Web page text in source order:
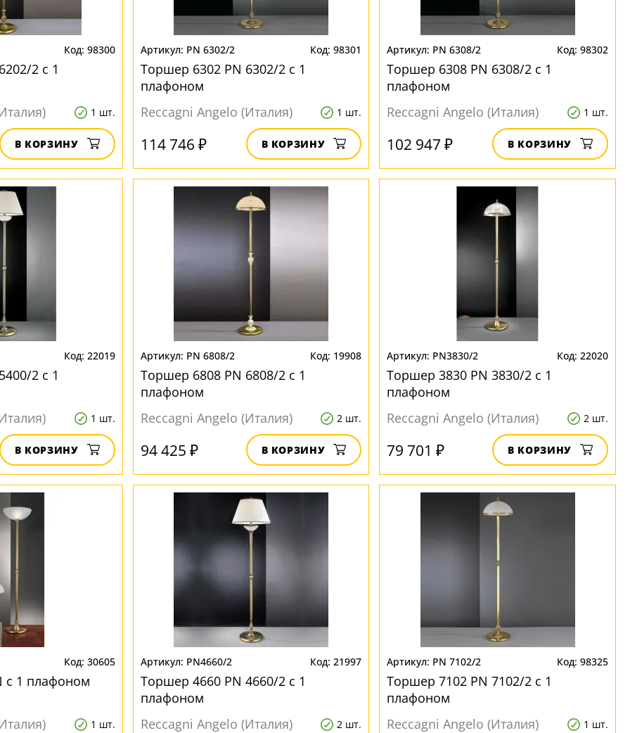
98300
2 с 1
1 шт.
В КОРЗИНУ
PN 6302/2 98301
Торшер 6302 PN 6302/2 с 1
плафоном
Reccagni Angelo (Италия)
1 шт.
114 746 ₽ В КОРЗИНУ
PN 6308/2 98302
Торшер 6308 PN 6308/2 с 1
плафоном
Reccagni Angelo (Италия)
1 шт.
102 947 ₽ В КОРЗИНУ
22019
2 с 1
1 шт.
В КОРЗИНУ
PN 6808/2 19908
Торшер 6808 PN 6808/2 с 1
плафоном
Reccagni Angelo (Италия)
2 шт.
94 425 ₽ В КОРЗИНУ
PN3830/2 22020
Торшер 3830 PN 3830/2 с 1
плафоном
Reccagni Angelo (Италия)
2 шт.
79 701 ₽ В КОРЗИНУ
30605
с 1 плафоном
1 шт.
PN4660/2 21997
Торшер 4660 PN 4660/2 с 1
плафоном
Reccagni Angelo (Италия)
2 шт.
PN 7102/2 98325
Торшер 7102 PN 7102/2 с 1
плафоном
Reccagni Angelo (Италия)
1 шт.